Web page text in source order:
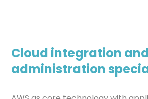
Cloud integration
administration